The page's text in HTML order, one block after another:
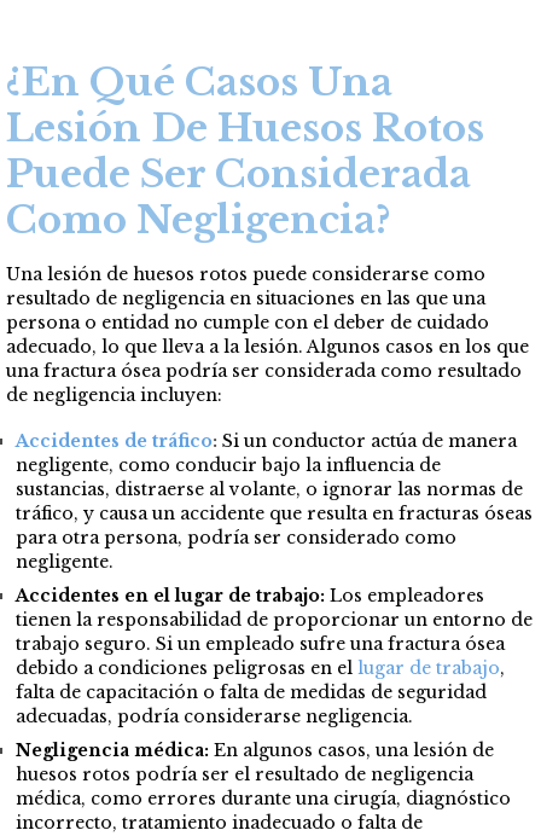
¿En Qué Casos Una
Lesión De Huesos Rotos
Puede Ser Considerada
Como Negligencia?
Una lesión de huesos rotos puede considerarse como
resultado de negligencia en situaciones en las que una
persona o entidad no cumple con el deber de cuidado
adecuado, lo que lleva a la lesión. Algunos casos en los que
una fractura ósea podría ser considerada como resultado
de negligencia incluyen:
Accidentes de tráfico: Si un conductor actúa de manera
negligente, como conducir bajo la influencia de
sustancias, distraerse al volante, o ignorar las normas de
tráfico, y causa un accidente que resulta en fracturas óseas
para otra persona, podría ser considerado como
negligente.
Accidentes en el lugar de trabajo: Los empleadores
tienen la responsabilidad de proporcionar un entorno de
trabajo seguro. Si un empleado sufre una fractura ósea
debido a condiciones peligrosas en el lugar de trabajo,
falta de capacitación o falta de medidas de seguridad
adecuadas, podría considerarse negligencia.
Negligencia médica: En algunos casos, una lesión de
huesos rotos podría ser el resultado de negligencia
médica, como errores durante una cirugía, diagnóstico
incorrecto, tratamiento inadecuado o falta de